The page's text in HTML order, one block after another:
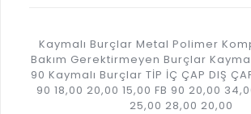
Kaymalı Burçlar Metal Polimer
Bakım Gerektirmeyen Burçlar
90 Kaymalı Burçlar TİP İÇ ÇAP DIŞ ÇAP
90 18,00 20,00 15,00 FB 90 20,00
25,00 28,00 20,00